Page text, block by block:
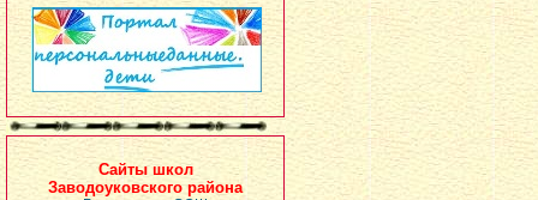
Сайты школ
Заводоуковского района